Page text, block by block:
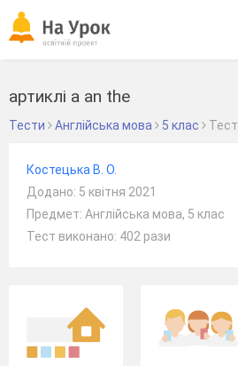
артиклі a an the
Тести Англійська мова 5 клас Тест
Костецька В. О.
Додано: 5 квітня 2021
Предмет: Англійська мова, 5 клас
Тест виконано: 402 рази